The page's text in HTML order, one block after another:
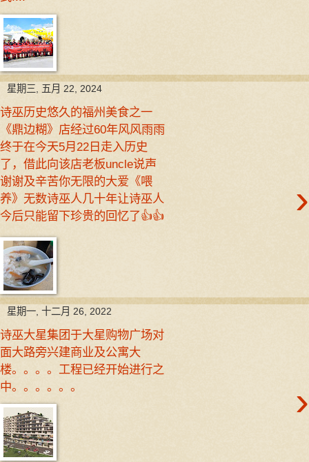
星期三, 五月 22, 2024
诗巫历史悠久的福州美食之一
《鼎边糊》店经过60年风风雨雨
终于在今天5月22日走入历史
了，借此向该店老板uncle说声
谢谢及辛苦你无限的大爱《喂
养》无数诗巫人几十年让诗巫人
今后只能留下珍贵的回忆了👍👍
›
星期一, 十二月 26, 2022
诗巫大星集团于大星购物广场对
面大路旁兴建商业及公寓大
楼。。。。工程已经开始进行之
中。。。。。。
›